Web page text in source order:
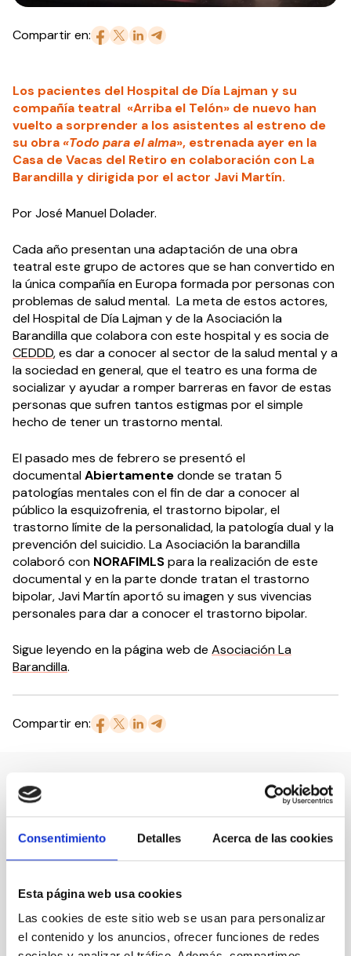
Consentimiento Detalles Acerca de las cookies
Esta página web usa cookies
Las cookies de este sitio web se usan para personalizar
el contenido y los anuncios, ofrecer funciones de redes
Compartir en:
Los pacientes del Hospital de Día Lajman y su
compañía teatral «Arriba el Telón» de nuevo han
vuelto a sorprender a los asistentes al estreno de
su obra «Todo para el alma», estrenada ayer en la
Casa de Vacas del Retiro en colaboración con La
Barandilla y dirigida por el actor Javi Martín.
Por José Manuel Dolader.
Cada año presentan una adaptación de una obra
teatral este grupo de actores que se han convertido en
la única compañía en Europa formada por personas con
problemas de salud mental. La meta de estos actores,
del Hospital de Día Lajman y de la Asociación la
Barandilla que colabora con este hospital y es socia de
CEDDD, es dar a conocer al sector de la salud mental y a
la sociedad en general, que el teatro es una forma de
socializar y ayudar a romper barreras en favor de estas
personas que sufren tantos estigmas por el simple
hecho de tener un trastorno mental.
El pasado mes de febrero se presentó el
documentalAbiertamentedonde se tratan 5
patologías mentales con el fin de dar a conocer al
público la esquizofrenia, el trastorno bipolar, el
trastorno límite de la personalidad, la patología dual y la
prevención del suicidio. La Asociación la barandilla
colaboró con NORAFIMLSpara la realización de este
documental y en la parte donde tratan el trastorno
bipolar, Javi Martín aportó su imagen y sus vivencias
personales para dar a conocer el trastorno bipolar.
Sigue leyendo en la página web de Asociación La
Barandilla.
Compartir en:
Nuestro canal de Youtube
Todas las jornadas CEDDD, el podcast ‘El Rincón
Social’ y mucho más en formato audiovisual a un
Suscribirme